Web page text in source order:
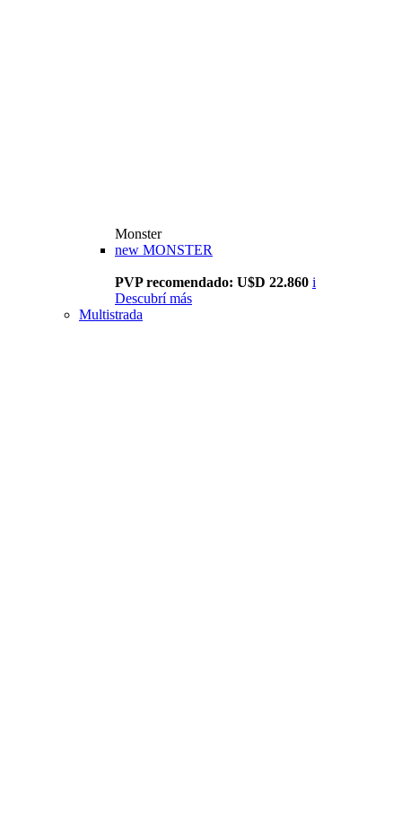
Monster
new MONSTER
PVP recomendado: U$D 22.860 i
Descubrí más
Multistrada